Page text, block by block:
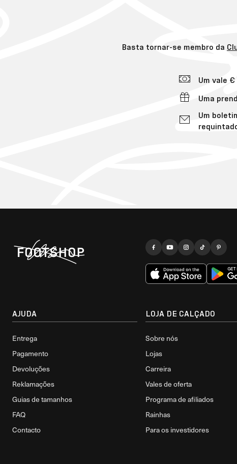
Basta tornar-se membro da
Um vale
Uma
Um
AJUDA
Entrega
Pagamento
Devoluções
Reklamações
Guias de tamanhos
FAQ
Contacto
LOJA DE CALÇADO
Sobre nós
Lojas
Carreira
Vales de oferta
Programa de afiliados
Rainhas
Para os investidores